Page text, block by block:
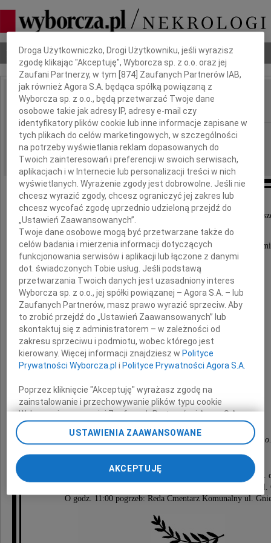
Nekrologi Odeszli Poradnik pogrzebowy
IMIĘ I NAZWISKO: Edward Wysoczan
REGION: Gdańsk
DATA EMISJI: 10.07.2024
"Nie umiera ten, kto trwa w sercach i pamięci
Z głębokim smutkiem przyjęliśmy wiadomość o
Naszego Kolegi, Przyjaciela i Pracownika
Edwarda Wysoczan
Łączymy się w żałobie i smutku z całą
Rodziną
Zarząd oraz Koleżanki i Koledzy
z Ostrowski-Pilachowski Sp.j. i Marc Kolor Sp. z
Uroczystości pogrzebowe rozpoczną się w dniu 12 lipca br.
Kościół Wniebowzięcia NMP i św. Katarzyny w Redzie ul.
O godz. 11:00 pogrzeb: Reda Cmentarz Komunalny ul.
Dbamy o Twoją prywatność
Droga Użytkowniczko, Drogi Użytkowniku, jeśli wyrazisz
zgodę klikając "Akceptuję", Wyborcza sp. z o.o. oraz jej
Zaufani Partnerzy, w tym [874] Zaufanych Partnerów IAB,
jak również Agora S.A. będąca spółką powiązaną z
Wyborcza sp. z o.o., będą przetwarzać Twoje dane
osobowe takie jak adresy IP, adresy e-mail czy
identyfikatory plików cookie lub inne informacje zapisane w
tych plikach do celów marketingowych, w szczególności
na potrzeby wyświetlania reklam dopasowanych do
Twoich zainteresowań i preferencji w swoich serwisach,
aplikacjach i w Internecie lub personalizacji treści w nich
wyświetlanych. Wyrażenie zgody jest dobrowolne. Jeśli nie
chcesz wyrazić zgody, chcesz ograniczyć jej zakres lub
chcesz wycofać zgodę uprzednio udzieloną przejdź do
„Ustawień Zaawansowanych”.
Twoje dane osobowe mogą być przetwarzane także do
celów badania i mierzenia informacji dotyczących
funkcjonowania serwisów i aplikacji lub łączone z danymi
dot. świadczonych Tobie usług. Jeśli podstawą
przetwarzania Twoich danych jest uzasadniony interes
Wyborcza sp. z o.o., jej spółki powiązanej – Agora S.A. – lub
Zaufanych Partnerów, masz prawo wyrazić sprzeciw. Aby
to zrobić przejdź do „Ustawień Zaawansowanych” lub
skontaktuj się z administratorem – w zależności od
zakresu sprzeciwu i podmiotu, wobec którego jest
kierowany. Więcej informacji znajdziesz wPolityce
Prywatności Wyborcza.pl iPolityce Prywatności Agora S.A.
Poprzez kliknięcie "Akceptuję" wyrażasz zgodę na
zainstalowanie i przechowywanie plików typu cookie
Wyborczej sp. z o. o. jej Zaufanych Partnerów i Agora S.A.
na Twoim urządzeniu końcowym. Możesz też w każdej
chwili zmienić swoje preferencje dot. plików cookie,
preferencjami dot. przetwarzania danych poprzez
odnośnik „Ustawienia prywatności” w stopce serwisu i
Zmiana ustawień plików cookie możliwa jest także za
My, nasi Zaufani Partnerzy i Agora S.A. możemy
USTAWIENIA ZAAWANSOWANE
AKCEPTUJĘ